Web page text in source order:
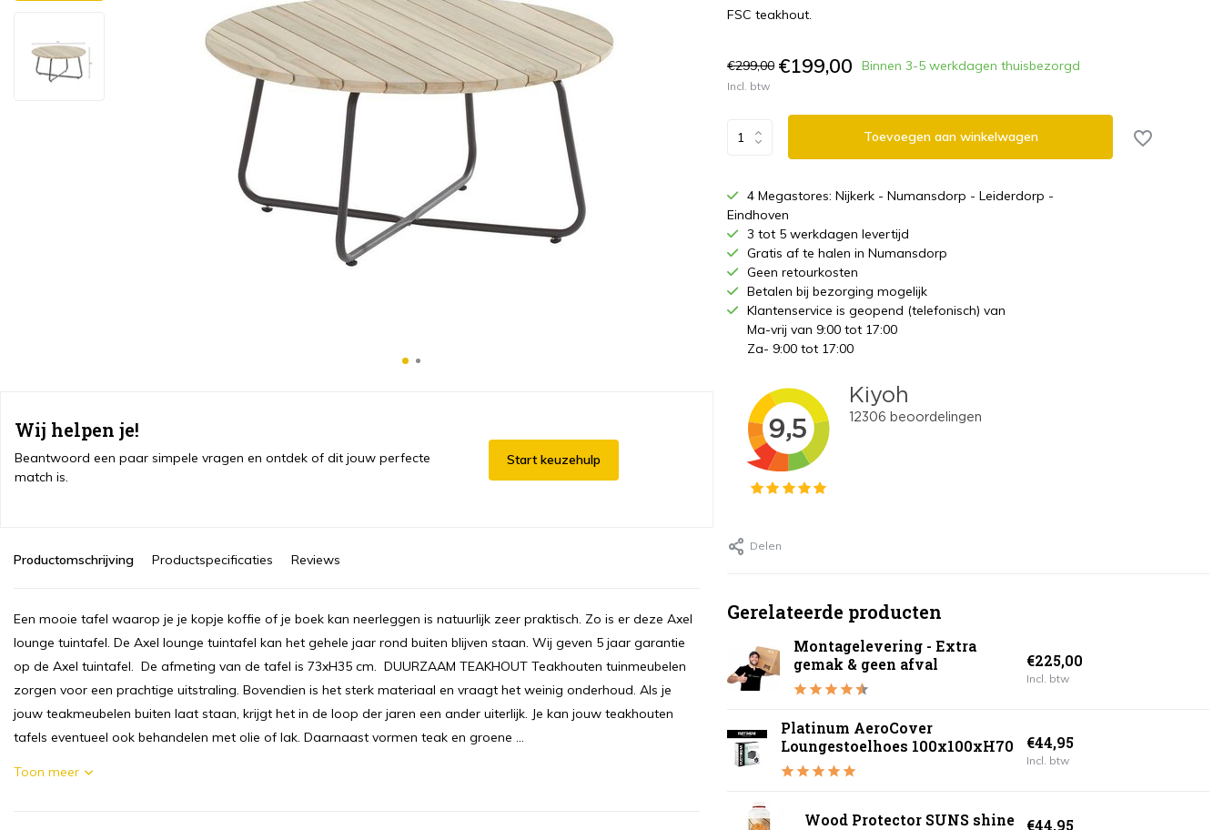
Wij helpen je!
Beantwoord een paar simpele vragen en ontdek of dit jouw perfecte
match is.
Start keuzehulp
Productomschrijving Productspecificaties Reviews
Een mooie tafel waarop je je kopje koffie of je boek kan neerleggen is natuurlijk zeer praktisch. Zo is er deze Axel
lounge tuintafel. De Axel lounge tuintafel kan het gehele jaar rond buiten blijven staan. Wij geven 5 jaar garantie
op de Axel tuintafel. De afmeting van de tafel is 73xH35 cm. DUURZAAM TEAKHOUT Teakhouten tuinmeubelen
zorgen voor een prachtige uitstraling. Bovendien is het sterk materiaal en vraagt het weinig onderhoud. Als je
jouw teakmeubelen buiten laat staan, krijgt het in de loop der jaren een ander uiterlijk. Je kan jouw teakhouten
tafels eventueel ook behandelen met olie of lak. Daarnaast vormen teak en groene ...
Toon meer
FSC teakhout.
€299,00 €199,00 Binnen 3-5 werkdagen thuisbezorgd
Incl. btw
Toevoegen aan winkelwagen
4 Megastores: Nijkerk - Numansdorp - Leiderdorp -
Eindhoven
3 tot 5 werkdagen levertijd
Gratis af te halen in Numansdorp
Geen retourkosten
Betalen bij bezorging mogelijk
Klantenservice is geopend (telefonisch) van
Ma-vrij van 9:00 tot 17:00
Za- 9:00 tot 17:00
Delen
Gerelateerde producten
Montagelevering - Extra
gemak & geen afval
€225,00
Incl. btw
Platinum AeroCover
Loungestoelhoes 100x100xH70
€44,95
Incl. btw
Wood Protector SUNS shine €44,95